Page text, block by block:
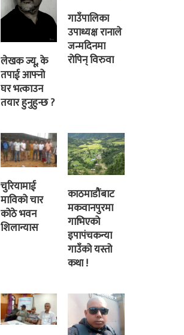
लेखक ज्यू, के
तपाई आफ्नो
घर भत्काउन
तयार हुनुहुन्छ ?
गाउँपालिका
उपाध्यक्ष रानाले
जन्मदिनमा
रोपिन् विरुवा
चुरियामाई
माविको चार
कोठे भवन
शिलान्यास
काठमाडौंबाट
मकवानपुरमा
गाभिएको
इपापंचकन्या
गाउँको यस्तो
कथा !